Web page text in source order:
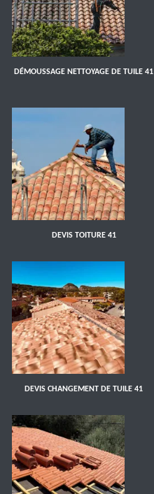
DÉMOUSSAGE NETTOYAGE DE TUILE 41
DEVIS TOITURE 41
DEVIS CHANGEMENT DE TUILE 41